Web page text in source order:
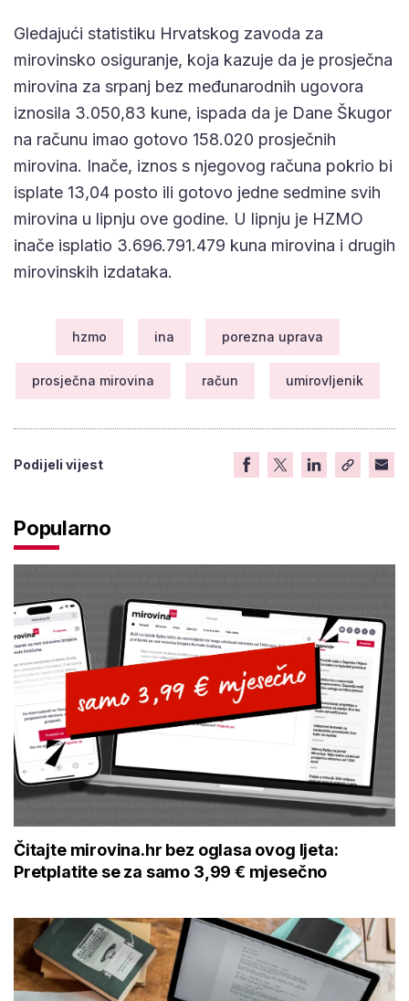
Gledajući statistiku Hrvatskog zavoda za
mirovinsko osiguranje, koja kazuje da je prosječna
mirovina za srpanj bez međunarodnih ugovora
iznosila 3.050,83 kune, ispada da je Dane Škugor
na računu imao gotovo 158.020 prosječnih
mirovina. Inače, iznos s njegovog računa pokrio bi
isplate 13,04 posto ili gotovo jedne sedmine svih
mirovina u lipnju ove godine. U lipnju je HZMO
inače isplatio 3.696.791.479 kuna mirovina i drugih
mirovinskih izdataka.
hzmo ina porezna uprava
prosječna mirovina račun umirovljenik
Podijeli vijest
Popularno
Čitajte mirovina.hr bez oglasa ovog ljeta:
Pretplatite se za samo 3,99 € mjesečno